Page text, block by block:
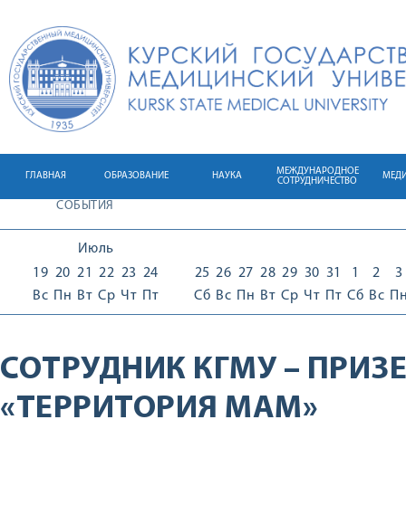
ГЛАВНАЯ ОБРАЗОВАНИЕ НАУКА
МЕЖДУНАРОДНОЕ
СОТРУДНИЧЕСТВО
СОБЫТИЯ
Июль
19
Вс
20
Пн
21
Вт
22
Ср
23
Чт
24
Пт
25
Сб
26
Вс
27
Пн
28
Вт
29
Ср
30
Чт
31
Пт
1
Сб
2
Вс
3
СОТРУДНИК КГМУ –
«ТЕРРИТОРИЯ МАМ»